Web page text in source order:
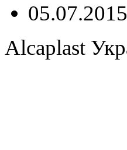
05.07.2015
Alcaplast